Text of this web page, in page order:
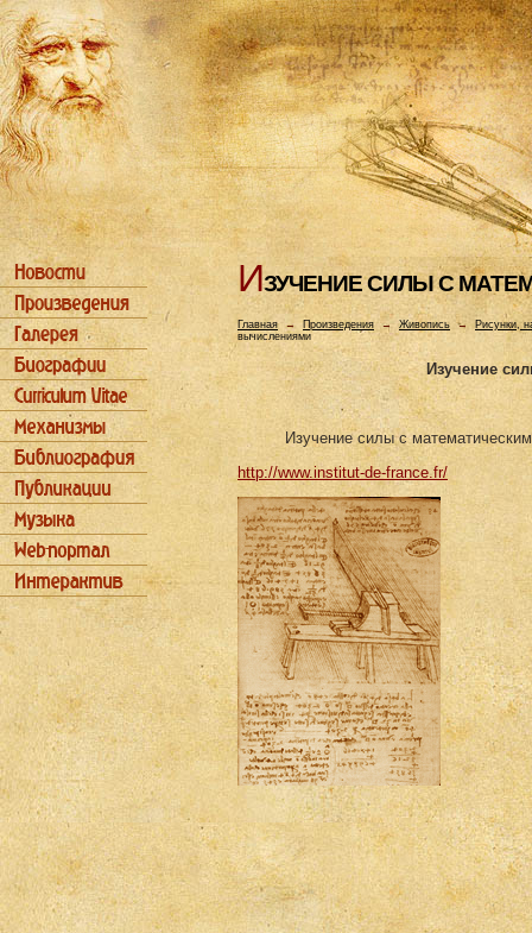
ИЗУЧЕHИЕ СИЛЫ С
Главная→ Произведения → Живопись → Рисунки,
вычислениями
Изучение
Изучение силы с
http://www.institut-de-france.fr/